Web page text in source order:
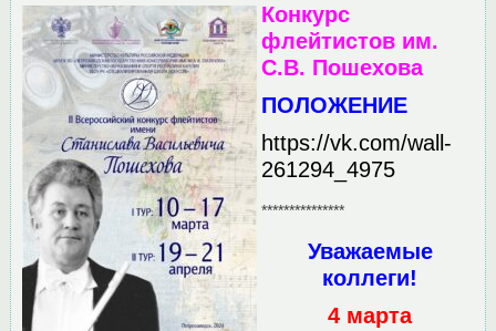
Конкурс
флейтистов им.
С.В. Пошехова
ПОЛОЖЕНИЕ
https://vk.com/wall-
261294_4975
***************
Уважаемые
коллеги!
4 марта